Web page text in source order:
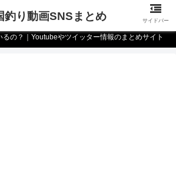
の？｜Youtubeやツイッター情報のまとめサイト
釣り動画SNSまとめ サイドバー